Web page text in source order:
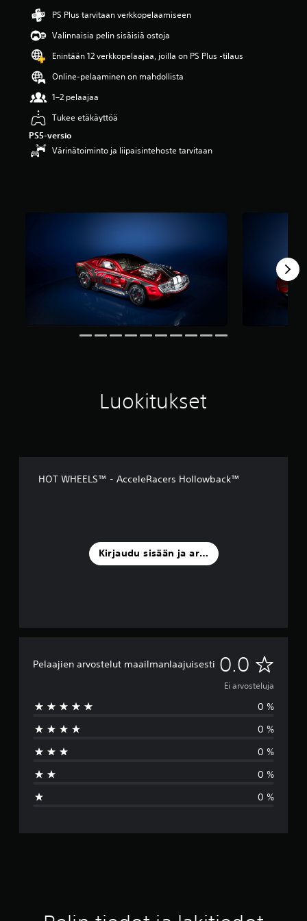
PS Plus tarvitaan verkkopelaamiseen
Valinnaisia pelin sisäisiä ostoja
Enintään 12 verkkopelaajaa, joilla on PS Plus -tilaus
Online-pelaaminen on mahdollista
1–2 pelaajaa
Tukee etäkäyttöä
PS5-versio
Värinätoiminto ja liipaisintehoste tarvitaan
Luokitukset
HOT WHEELS™ - AcceleRacers Hollowback™
Kirjaudu sisään ja arvostele
Pelaajien arvostelut maailmanlaajuisesti 0.0 E
i
a
o
t
Ei arvosteluja
0 %
0 %
0 %
0 %
0 %